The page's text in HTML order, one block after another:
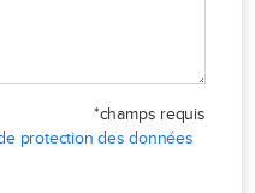
*champs requis
protection des données